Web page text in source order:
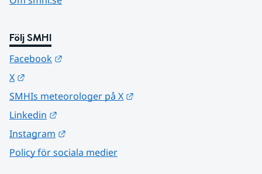
Följ SMHI
Facebook
X
SMHIs meteorologer på X
Linkedin
Instagram
Policy för sociala medier